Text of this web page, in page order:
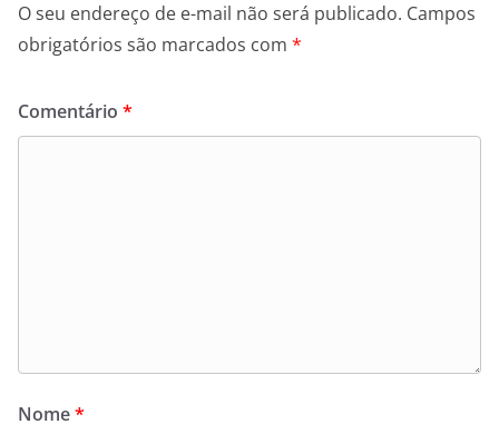
O seu endereço de e-mail não será publicado. Campos
obrigatórios são marcados com *
Comentário *
Nome*